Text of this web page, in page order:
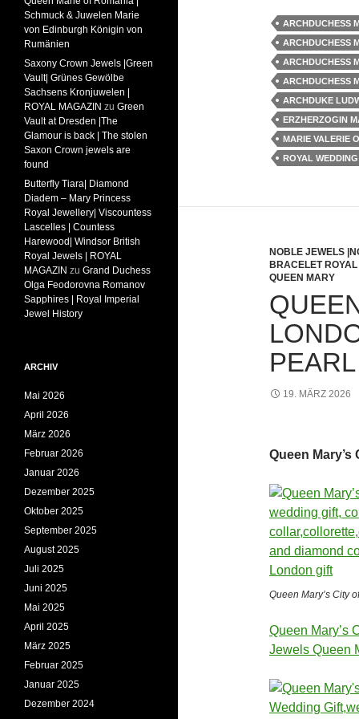
ARCHDUCHESS
ARCHDUCHESS
ARCHDUCHESS
ARCHDUCHESS
ARCHDUKE
ERZHERZOGIN
MARIE VALERIE
ROYAL
NOBLE JEWELS
BRACELET
QUEEN MARY
19. MÄRZ 2026
Queen
Queen Mary’s City
Queen Mary’s
Jewels Queen
Schmuck & Juwelen Marie
von Edinburgh Königin von
Rumänien
Saxony Crown Jewels |Green
Vault| Grünes Gewölbe
Sachsens Kronjuwelen |
ROYAL MAGAZIN zu Green
Vault at Dresden |The
Glamour is back | The stolen
Saxon Crown jewels are
found
Butterfly Tiara| Diamond
Diadem – Mary Princess
Royal Jewellery| Viscountess
Lascelles | Countess
Harewood| Windsor British
Royal Jewels | ROYAL
MAGAZIN zu Grand Duchess
Olga Feodorovna Romanov
Sapphires | Royal Imperial
Jewel History
ARCHIV
Mai 2026
April 2026
März 2026
Februar 2026
Januar 2026
Dezember 2025
Oktober 2025
September 2025
August 2025
Juli 2025
Juni 2025
Mai 2025
April 2025
März 2025
Februar 2025
Januar 2025
Dezember 2024